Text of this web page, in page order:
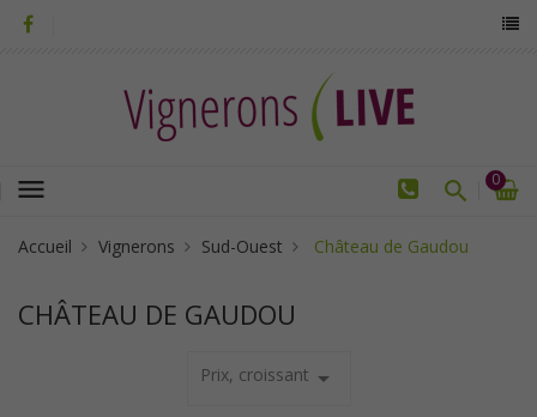
menu 0
Accueil Vignerons Sud-Ouest Château de Gaudou
CHÂTEAU DE GAUDOU
Prix, croissant arrow_drop_down